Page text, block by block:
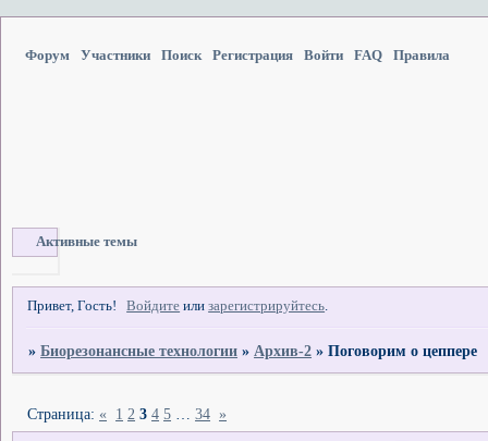
Форум Участники Поиск Регистрация Войти FAQ Правила
Активные темы
Привет, Гость! Войдите илизарегистрируйтесь.
»Биорезонансные технологии » Архив-2 »Поговорим о цеппере
Страница: « 1 2 3 4 5 … 34 »